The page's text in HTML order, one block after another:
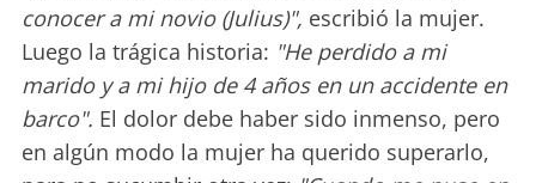
conocer a mi novio (Julius)", escribió la mujer.
Luego la trágica historia: "He perdido a mi
marido y a mi hijo de 4 años en un accidente en
barco". El dolor debe haber sido inmenso, pero
en algún modo la mujer ha querido superarlo,